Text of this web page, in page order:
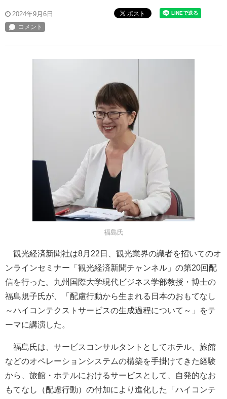
2024年9月6日 ポスト
福島氏
観光経済新聞社は8月22日、観光業界の識者を招いてのオ
ンラインセミナー「観光経済新聞チャンネル」の第20回配
信を行った。九州国際大学現代ビジネス学部教授・博士の
福島規子氏が、「配慮行動から生まれる日本のおもてなし
～ハイコンテクストサービスの生成過程について～」をテ
ーマに講演した。
福島氏は、サービスコンサルタントとしてホテル、旅館
などのオペレーションシステムの構築を手掛けてきた経験
から、旅館・ホテルにおけるサービスとして、自発的なお
もてなし（配慮行動）の付加により進化した「ハイコンテ